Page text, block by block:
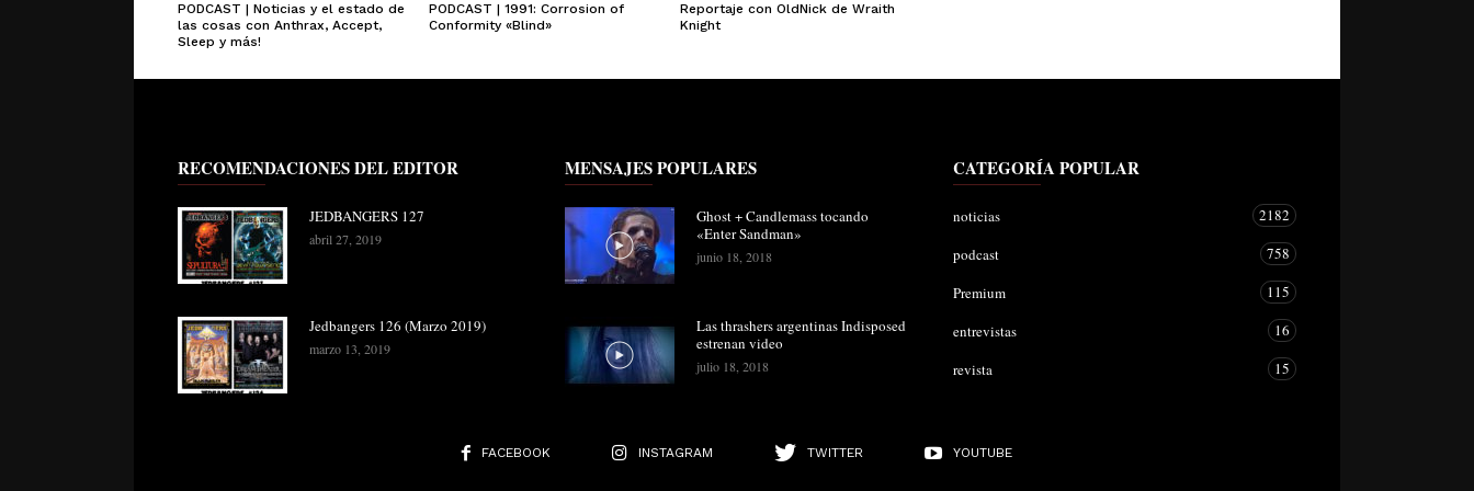
PODCAST | Noticias y el estado de
las cosas con Anthrax, Accept,
Sleep y más!
PODCAST | 1991: Corrosion of
Conformity «Blind»
Reportaje con OldNick de Wraith
Knight
RECOMENDACIONES DEL EDITOR
JEDBANGERS 127
abril 27, 2019
Jedbangers 126 (Marzo 2019)
marzo 13, 2019
MENSAJES POPULARES
Ghost + Candlemass tocando
«Enter Sandman»
junio 18, 2018
Las thrashers argentinas Indisposed
estrenan video
julio 18, 2018
CATEGORÍA POPULAR
noticias
2182
podcast
758
Premium
115
entrevistas
16
revista
15
FACEBOOK INSTAGRAM TWITTER YOUTUBE